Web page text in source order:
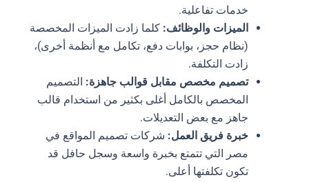
خدمات تفاعلية.
الميزات والوظائف:كلما زادت الميزات المخصصة
(نظام حجز، بوابات دفع، تكامل مع أنظمة أخرى)،
زادت التكلفة.
تصميم مخصص مقابل قوالب جاهزة:التصميم
المخصص بالكامل أغلى بكثير من استخدام قالب
جاهز مع بعض التعديلات.
خبرة فريق العمل:شركات تصميم المواقع في
مصر التي تتمتع بخبرة واسعة وسجل حافل قد
تكون تكلفتها أعلى.